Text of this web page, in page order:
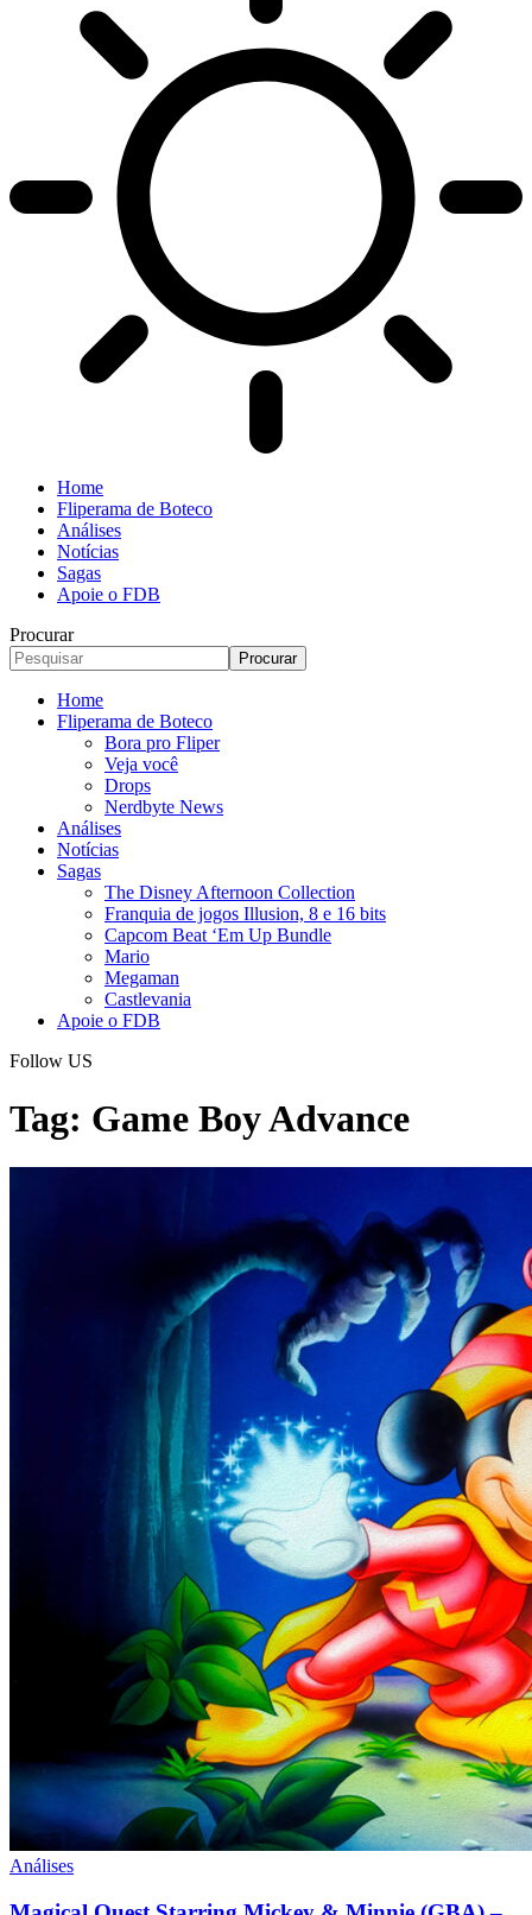
Home
Fliperama de Boteco
Análises
Notícias
Sagas
Apoie o FDB
Procurar
Home
Fliperama de Boteco
Bora pro Fliper
Veja você
Drops
Nerdbyte News
Análises
Notícias
Sagas
The Disney Afternoon Collection
Franquia de jogos Illusion, 8 e 16 bits
Capcom Beat ‘Em Up Bundle
Mario
Megaman
Castlevania
Apoie o FDB
Follow US
Tag: Game Boy Advance
Análises